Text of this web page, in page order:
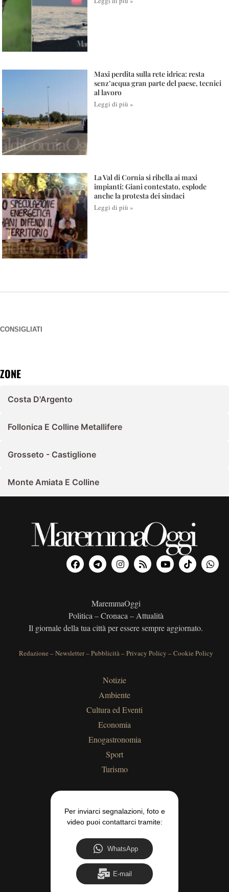
Maxi perdita sulla rete idrica: resta
senz’acqua gran parte del paese, tecnici
al lavoro
Leggi di più »
La Val di Cornia si ribella ai maxi
impianti: Giani contestato, esplode
anche la protesta dei sindaci
Leggi di più »
CONSIGLIATI
ZONE
Costa D'Argento
Follonica E Colline Metallifere
Grosseto - Castiglione
Monte Amiata E Colline
MaremmaOggi
Politica – Cronaca – Attualità
Il giornale della tua città per essere sempre aggiornato.
Redazione –Newsletter–Pubblicità–Privacy Policy –Cookie Policy
Notizie
Ambiente
Cultura ed Eventi
Economia
Enogastronomia
Sport
Turismo
Per inviarci segnalazioni, foto e
video puoi contattarci tramite:
WhatsApp
E-mail